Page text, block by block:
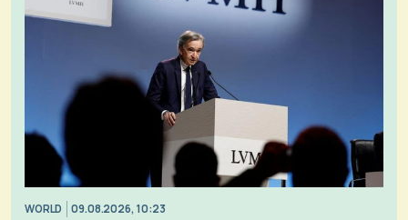
WORLD 09.08.2026, 10:23